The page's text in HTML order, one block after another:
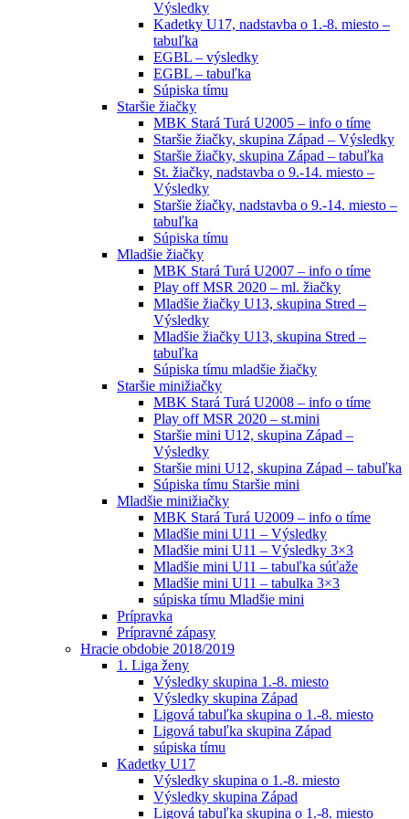
Výsledky
Kadetky U17, nadstavba o 1.-8. miesto –
tabuľka
EGBL – výsledky
EGBL – tabuľka
Súpiska tímu
Staršie žiačky
MBK Stará Turá U2005 – info o tíme
Staršie žiačky, skupina Západ – Výsledky
Staršie žiačky, skupina Západ – tabuľka
St. žiačky, nadstavba o 9.-14. miesto –
Výsledky
Staršie žiačky, nadstavba o 9.-14. miesto –
tabuľka
Súpiska tímu
Mladšie žiačky
MBK Stará Turá U2007 – info o tíme
Play off MSR 2020 – ml. žiačky
Mladšie žiačky U13, skupina Stred –
Výsledky
Mladšie žiačky U13, skupina Stred –
tabuľka
Súpiska tímu mladšie žiačky
Staršie minižiačky
MBK Stará Turá U2008 – info o tíme
Play off MSR 2020 – st.mini
Staršie mini U12, skupina Západ –
Výsledky
Staršie mini U12, skupina Západ – tabuľka
Súpiska tímu Staršie mini
Mladšie minižiačky
MBK Stará Turá U2009 – info o tíme
Mladšie mini U11 – Výsledky
Mladšie mini U11 – Výsledky 3×3
Mladšie mini U11 – tabuľka súťaže
Mladšie mini U11 – tabulka 3×3
súpiska tímu Mladšie mini
Prípravka
Prípravné zápasy
Hracie obdobie 2018/2019
1. Liga ženy
Výsledky skupina 1.-8. miesto
Výsledky skupina Západ
Ligová tabuľka skupina o 1.-8. miesto
Ligová tabuľka skupina Západ
súpiska tímu
Kadetky U17
Výsledky skupina o 1.-8. miesto
Výsledky skupina Západ
Ligová tabuľka skupina o 1.-8. miesto